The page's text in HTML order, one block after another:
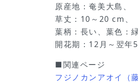
原産地：奄美大島、
草丈：10～20 cm、
葉柄：長い、葉色：
開花期：12月～翌年
■関連ページ
フジノカンアオイ（